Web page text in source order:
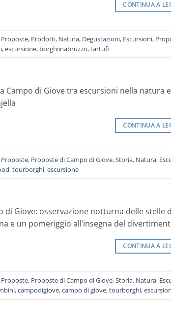
CONTINUA A
Proposte, Prodotti, Natura, Degustazioni, Escursioni,
,escursione, borghiinabruzzo,tartufi
Campo di Giove tra escursioni nella natura
CONTINUA A
Proposte, Proposte di Campo di Giove,Storia, Natura,
,tourborghi,escursione
di Giove: osservazione notturna delle
e un pomeriggio all’insegna del
CONTINUA A
Proposte, Proposte di Campo di Giove,Storia, Natura,
,campodigiove,campo di giove,tourborghi,